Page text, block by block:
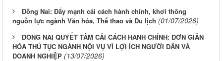
Đồng Nai: Đẩy mạnh cải cách hành chính, khơi thông
nguồn lực ngành Văn hóa, Thể thao và Du lịch (01/07/2026)
ĐỒNG NAI QUYẾT TÂM CẢI CÁCH HÀNH CHÍNH: ĐƠN GIẢN
HÓA THỦ TỤC NGÀNH NỘI VỤ VÌ LỢI ÍCH NGƯỜI DÂN VÀ
DOANH NGHIỆP (13/07/2026)